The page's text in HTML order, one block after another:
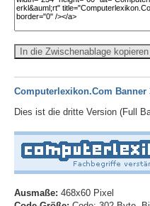
In die Zwischenablage kopieren
Computerlexikon.Com Banner
Dies ist die dritte Version (Full
Ausmaße: 468x60 Pixel